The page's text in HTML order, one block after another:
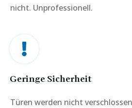
nicht. Unprofessionell.
Geringe Sicherheit
Türen werden nicht